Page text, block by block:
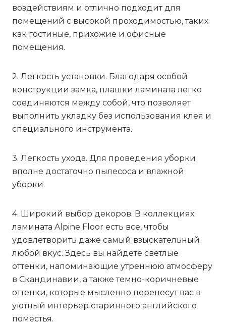
воздействиям и отлично подходит для
помещений с высокой проходимостью, таких
как гостиные, прихожие и офисные
помещения.
2. Легкость установки. Благодаря особой
конструкции замка, плашки ламината легко
соединяются между собой, что позволяет
выполнить укладку без использования клея и
специального инструмента.
3. Легкость ухода. Для проведения уборки
вполне достаточно пылесоса и влажной
уборки.
4. Широкий выбор декоров. В коллекциях
ламината Alpine Floor есть все, чтобы
удовлетворить даже самый взыскательный
любой вкус. Здесь вы найдете светлые
оттенки, напоминающие утреннюю атмосферу
в Скандинавии, а также темно-коричневые
оттенки, которые мысленно перенесут вас в
уютный интерьер старинного английского
поместья.